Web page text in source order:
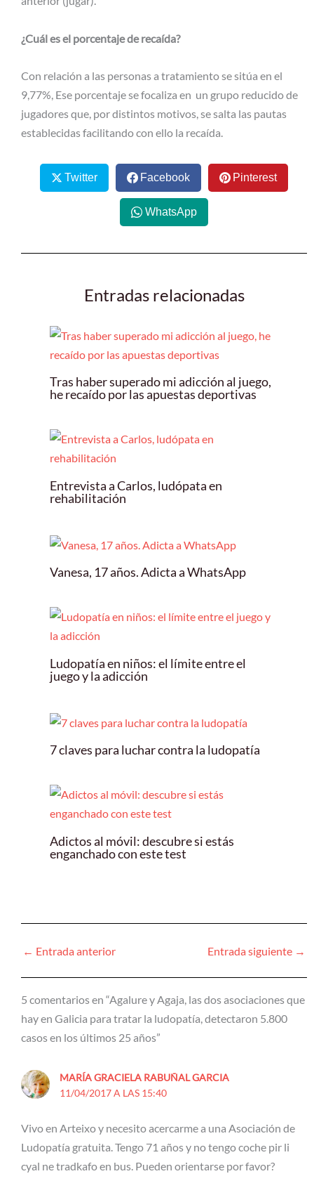
¿Cuál es el porcentaje de recaída?
Con relación a las personas a tratamiento se sitúa en el
9,77%, Ese porcentaje se focaliza en un grupo reducido de
jugadores que, por distintos motivos, se salta las pautas
establecidas facilitando con ello la recaída.
Twitter Facebook Pinterest
WhatsApp
Entradas relacionadas
Tras haber superado mi adicción al juego,
he recaído por las apuestas deportivas
Entrevista a Carlos, ludópata en
rehabilitación
Vanesa, 17 años. Adicta a WhatsApp
Ludopatía en niños: el límite entre el
juego y la adicción
7 claves para luchar contra la ludopatía
Adictos al móvil: descubre si estás
enganchado con este test
← Entrada anterior Entrada siguiente →
5 comentarios en “Agalure y Agaja, las dos asociaciones que
hay en Galicia para tratar la ludopatía, detectaron 5.800
casos en los últimos 25 años”
MARÍA GRACIELA RABUÑAL GARCIA
11/04/2017 A LAS 15:40
Vivo en Arteixo y necesito acercarme a una Asociación de
Ludopatía gratuita. Tengo 71 años y no tengo coche pir li
cyal ne tradkafo en bus. Pueden orientarse por favor?